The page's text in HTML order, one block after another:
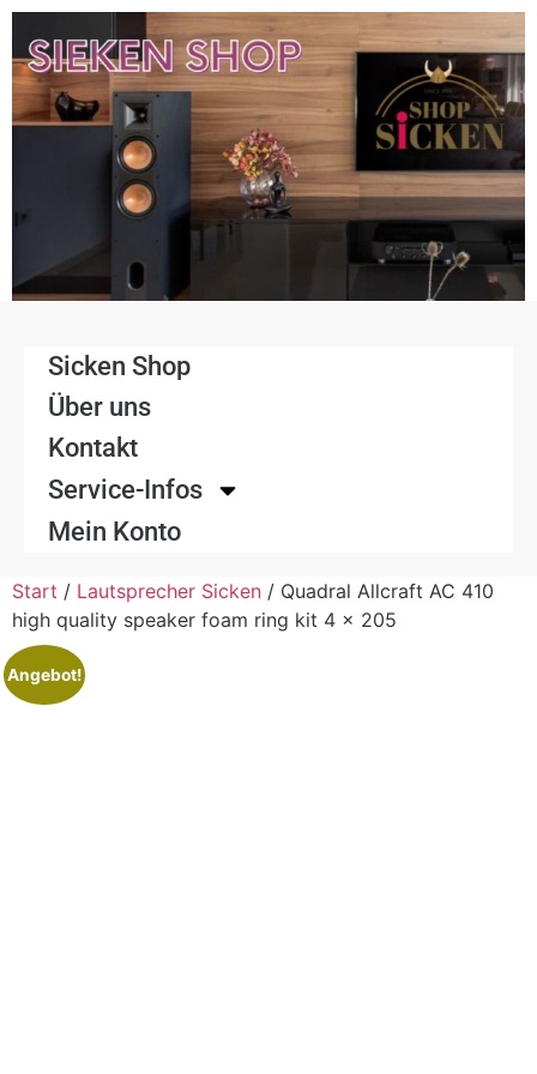
Sicken Shop
Über uns
Kontakt
Service-Infos
Mein Konto
Start / Lautsprecher Sicken / Quadral Allcraft AC 410
high quality speaker foam ring kit 4 x 205
Angebot!